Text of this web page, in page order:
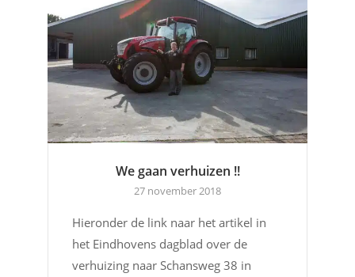
We gaan verhuizen !!
27 november 2018
Hieronder de link naar het artikel in
het Eindhovens dagblad over de
verhuizing naar Schansweg 38 in